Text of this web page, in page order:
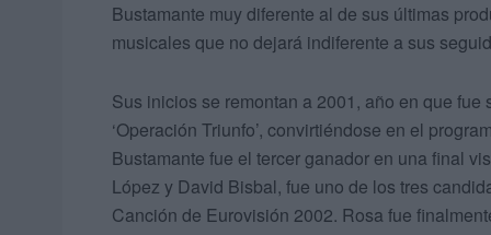
Bustamante muy diferente al de sus últimas
musicales que no dejará indiferente a sus
Sus inicios se remontan a 2001, año en que
‘Operación Triunfo’, convirtiéndose en el
Bustamante fue el tercer ganador en una final
López y David Bisbal, fue uno de los tres
Canción de Eurovisión 2002. Rosa fue